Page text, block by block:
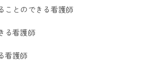
ことのできる看護師
る看護師
看護師